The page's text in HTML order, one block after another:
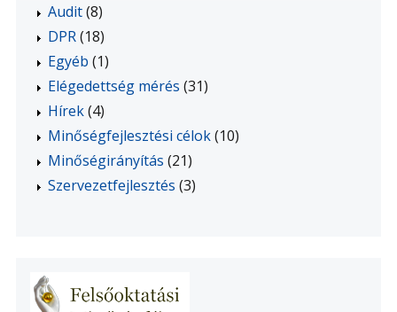
Audit(8)
DPR(18)
Egyéb (1)
Elégedettség mérés (31)
Hírek(4)
Minőségfejlesztési célok(10)
Minőségirányítás (21)
Szervezetfejlesztés (3)